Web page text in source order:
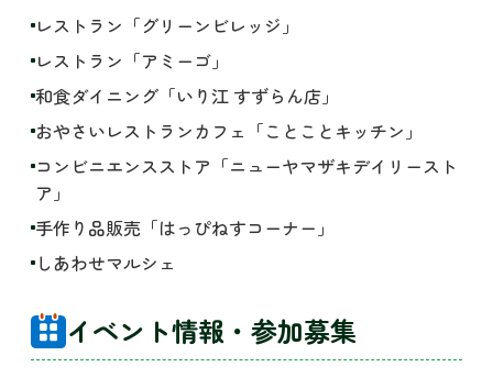
レストラン「グリーンビレッジ」
レストラン「アミーゴ」
和食ダイニング「いり江 すずらん店」
おやさいレストランカフェ「ことことキッチン」
コンビニエンスストア「ニューヤマザキデイリースト
ア」
手作り品販売「はっぴねすコーナー」
しあわせマルシェ
イベント情報・参加募集